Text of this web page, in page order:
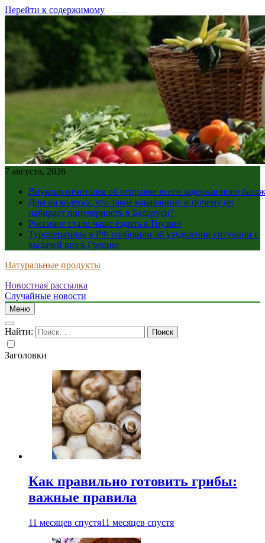
Перейти к содержимому
7 августа, 2026
Внуково отчитался об отправке всего задержанного
Дом на колесах: что такое караванинг и почему он
набирает популярность в Беларуси?
Россияне стали чаще ездить в Грузию
Туроператоры в РФ сообщили об ухудшении ситуации с
выдачей виз в Грецию
Натуральные продукты
Новостная рассылка
Случайные новости
Меню
Найти:
Заголовки
Как правильно готовить грибы:
важные правила
11 месяцев спустя11 месяцев спустя